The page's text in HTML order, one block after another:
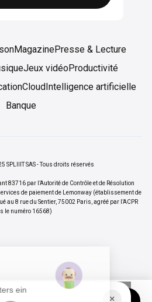
den Spliiiters ein
MagazinePresse & Lecture
Jeux vidéoProductivité
CloudIntelligence artificielle
Banque
SPLIIIT SAS - Tous droits réservés
83716 par l’Autorité de Contrôle et de Résolution
de paiement de Lemonway (établissement de
au 8 rue du Sentier, 75002 Paris, agréé par l’ACPR
le numéro 16568)
×